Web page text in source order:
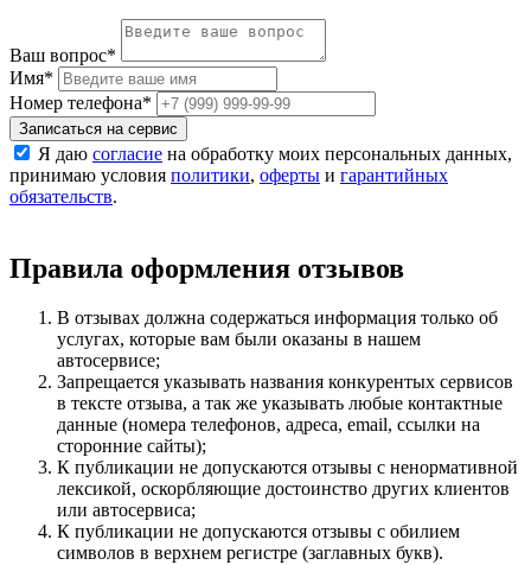
Ваш вопрос*
Имя*
Номер телефона*
Записаться на сервис
Я даю согласие на обработку моих персональных данных,
принимаю условия политики, оферты и гарантийных
обязательств.
Правила оформления отзывов
В отзывах должна содержаться информация только об
услугах, которые вам были оказаны в нашем
автосервисе;
Запрещается указывать названия конкурентых сервисов
в тексте отзыва, а так же указывать любые контактные
данные (номера телефонов, адреса, email, ссылки на
сторонние сайты);
К публикации не допускаются отзывы с ненормативной
лексикой, оскорбляющие достоинство других клиентов
или автосервиса;
К публикации не допускаются отзывы с обилием
символов в верхнем регистре (заглавных букв).